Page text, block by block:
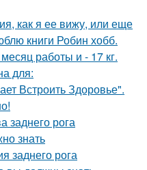
как я ее вижу, или еще
книги Робин хобб.
работы и - 17 кг.
для:
Встроить Здоровье".
заднего рога
знать
заднего рога